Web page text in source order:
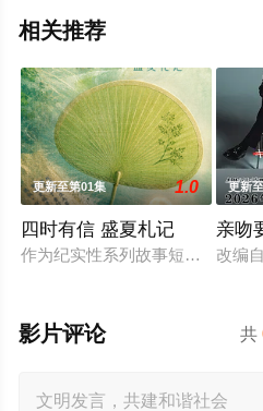
相关推荐
更新至第01集 1.0
四时有信 盛夏札记
作为纪实性系列故事短剧《四时
更新
亲吻
改编
共
影片评论